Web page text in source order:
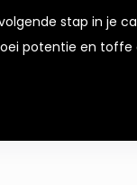
stap in je
potentie en toffe